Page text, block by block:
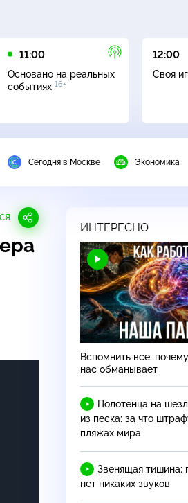
11:00
Основано на реальных
событиях 16+
12:00
Своя
Сегодня в Москве Экономика
ИНТЕРЕСНО
Вспомнить все:
нас обманывает
Полотенца на
из песка: за что
пляжах мира
Звенящая тишина:
нет никаких звуков